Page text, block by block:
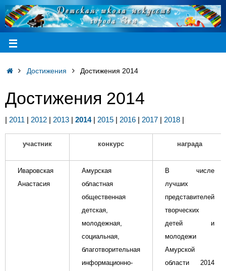
Достижения Достижения 2014
Достижения 2014
| 2011 | 2012 | 2013 | 2014| 2015 | 2016 | 2017 | 2018 |
участник конкурс награда
Иваровская
Анастасия
Амурская
областная
общественная
детская,
молодежная,
социальная,
благотворительная
информационно-
В числе
лучших
представителей
творческих
детей и
молодежи
Амурской
области 2014